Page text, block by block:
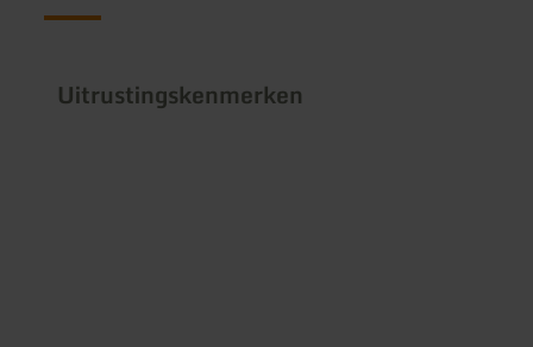
Uitrustingskenmerken